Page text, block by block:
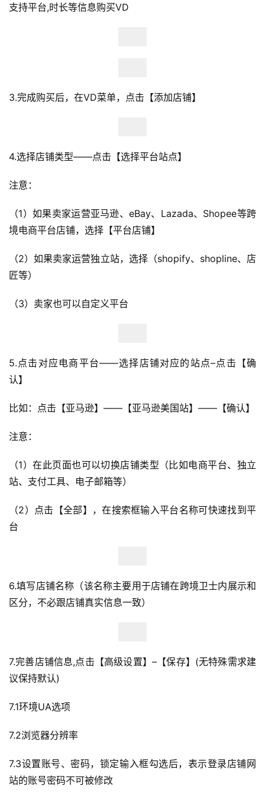
页
店
科
媒
销
跨
境
支持平台,时长等信息购买VD
3.完成购买后，在VD菜单，点击【添加店铺】
4.选择店铺类型——点击【选择平台站点】
注意：
（1）如果卖家运营亚马逊、eBay、Lazada、Shopee等跨
境电商平台店铺，选择【平台店铺】
（2）如果卖家运营独立站，选择（shopify、shopline、店
匠等）
（3）卖家也可以自定义平台
5.点击对应电商平台——选择店铺对应的站点–点击【确
认】
比如：点击【亚马逊】——【亚马逊美国站】——【确认】
注意：
（1）在此页面也可以切换店铺类型（比如电商平台、独立
站、支付工具、电子邮箱等）
（2）点击【全部】，在搜索框输入平台名称可快速找到平
台
6.填写店铺名称（该名称主要用于店铺在跨境卫士内展示和
区分，不必跟店铺真实信息一致）
7.完善店铺信息,点击【高级设置】–【保存】(无特殊需求建
议保持默认)
7.1环境UA选项
7.2浏览器分辨率
7.3设置账号、密码，锁定输入框勾选后，表示登录店铺网
站的账号密码不可被修改